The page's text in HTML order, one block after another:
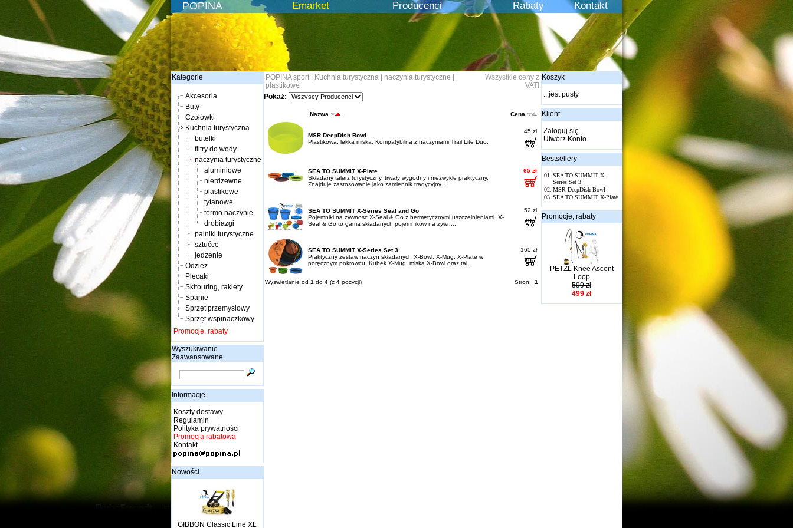
POPINA Emarket Producenci Rabaty Kontakt
Kategorie
Akcesoria
Buty
Czołówki
Kuchnia turystyczna
butelki
filtry do wody
naczynia turystyczne
aluminiowe
nierdzewne
plastikowe
tytanowe
termo naczynie
drobiazgi
palniki turystyczne
sztućce
jedzenie
Odzież
Plecaki
Skitouring, rakiety
Spanie
Sprzęt przemysłowy
Sprzęt wspinaczkowy
Promocje, rabaty
Wyszukiwanie
Zaawansowane
Informacje
Koszty dostawy
Regulamin
Polityka prywatności
Promocja rabatowa
Kontakt
Nowości
GIBBON Classic Line XL
POPINA sport| Kuchnia turystyczna| naczynia turystyczne
plastikowe
Wszystkie ceny z
VAT!
Pokaż:
Nazwa Cena
MSR DeepDish Bowl
Plastikowa, lekka miska. Kompatybilna z naczyniami Trail Lite Duo.
45 zł
SEA TO SUMMIT X-Plate
Składany talerz turystyczny, trwały wygodny i niezwykle praktyczny.
Znajduje zastosowanie jako zamiennik tradycyjny...
65 zł
SEA TO SUMMIT X-Series Seal and Go
Pojemniki na żywność X-Seal & Go z hermetycznymi uszczelnieniami. X-
Seal & Go to gama składanych pojemników na żywn...
52 zł
SEA TO SUMMIT X-Series Set 3
Praktyczny zestaw naczyń składanych X-Bowl, X-Mug, X-Plate w
poręcznym pokrowcu. Kubek X-Mug, miska X-Bowl oraz tal...
165 zł
Wyswietlanie od 1 do 4(z 4pozycji) Stron: 1
Koszyk
...jest pusty
Klient
Zaloguj się
Utwórz Konto
Bestsellery
01.
SEA TO SUMMIT X-
Series Set 3
02. MSR DeepDish Bowl
03. SEA TO SUMMIT X-Plate
Promocje, rabaty
PETZL Knee Ascent
Loop
599 zł
499 zł